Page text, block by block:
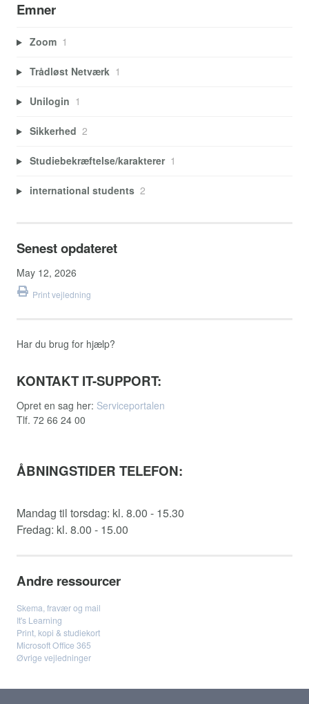
Emner
Zoom 1
Trådløst Netværk 1
Unilogin 1
Sikkerhed 2
Studiebekræftelse/karakterer 1
international students 2
Senest opdateret
May 12, 2026
Print vejledning
Har du brug for hjælp?
KONTAKT IT-SUPPORT:
Opret en sag her: Serviceportalen
Tlf. 72 66 24 00
ÅBNINGSTIDER TELEFON:
Mandag til torsdag: kl. 8.00 - 15.30
Fredag: kl. 8.00 - 15.00
Andre ressourcer
Skema, fravær og mail
It's Learning
Print, kopi & studiekort
Microsoft Office 365
Øvrige vejledninger